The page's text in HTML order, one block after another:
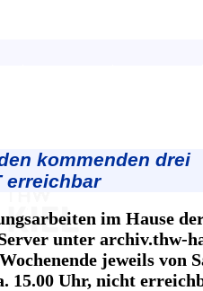
kommenden drei
erreichbar
im Hause
unter archiv.thw-
jeweils von
15.00 Uhr, nicht